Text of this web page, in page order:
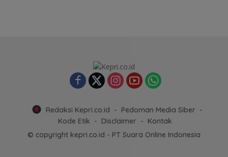
Redaksi Kepri.co.id
Pedoman Media Siber
Kode Etik
Disclaimer
Kontak
© copyright kepri.co.id - PT Suara Online Indonesia